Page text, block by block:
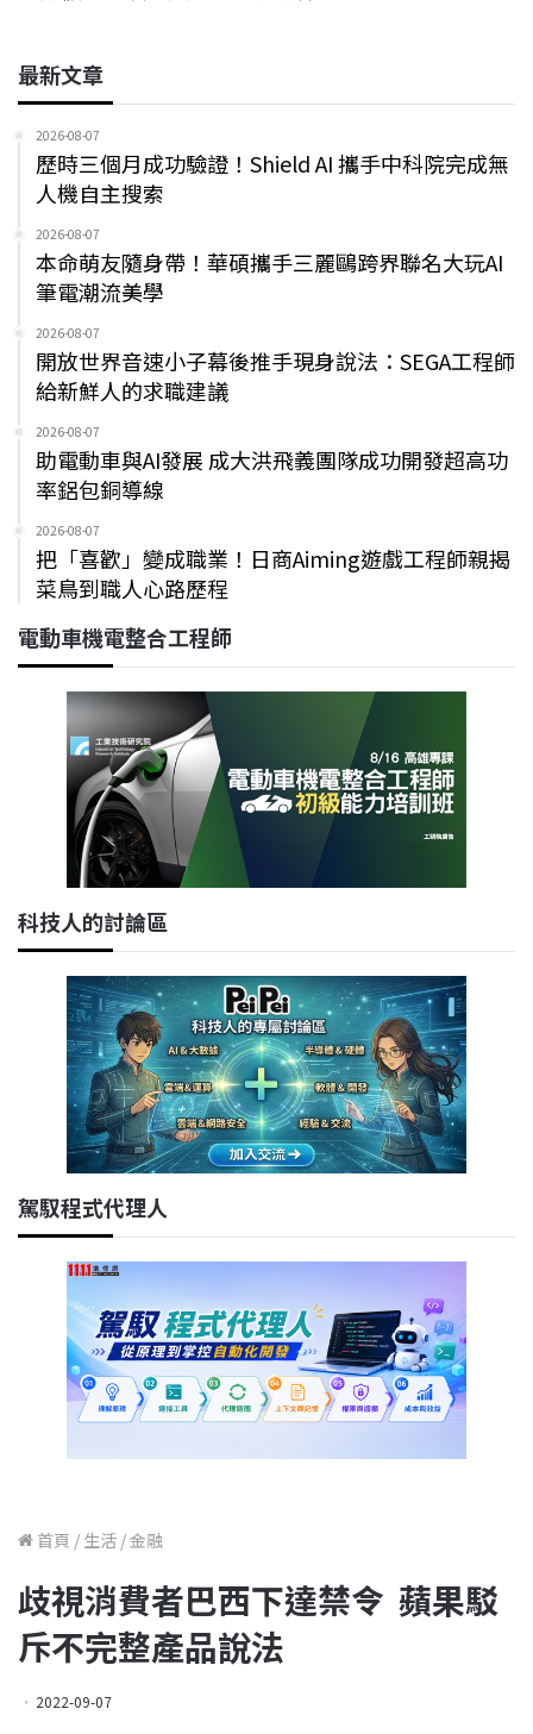
最新文章
2026-08-07
歷時三個月成功驗證！Shield AI 攜手中科院完成無
人機自主搜索
2026-08-07
本命萌友隨身帶！華碩攜手三麗鷗跨界聯名大玩AI
筆電潮流美學
2026-08-07
開放世界音速小子幕後推手現身說法：SEGA工程師
給新鮮人的求職建議
2026-08-07
助電動車與AI發展 成大洪飛義團隊成功開發超高功
率鋁包銅導線
2026-08-07
把「喜歡」變成職業！日商Aiming遊戲工程師親揭
菜鳥到職人心路歷程
電動車機電整合工程師
科技人的討論區
駕馭程式代理人